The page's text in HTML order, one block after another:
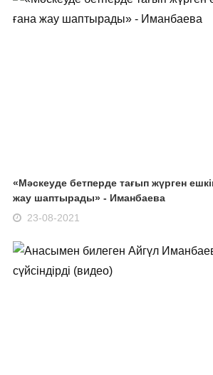
«Мәскеуде бетперде тағып жүрген
жау шаптырады» - Иманбаева
23-08-2021